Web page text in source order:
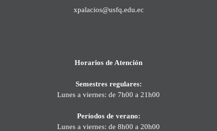
xpalacios@usfq.edu.ec
Horarios de Atención
Semestres regulares:
Lunes a viernes: de 7h00 a 21h00
Períodos de verano:
Lunes a viernes: de 8h00 a 20h00